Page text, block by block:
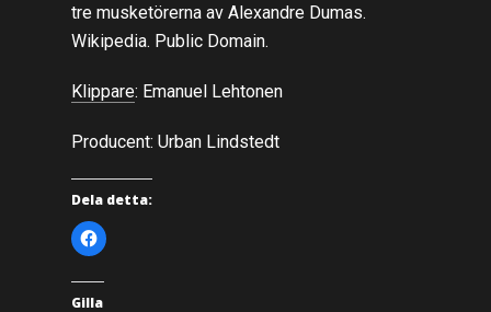
tre musketörerna av Alexandre Dumas.
Wikipedia. Public Domain.
Klippare: Emanuel Lehtonen
Producent: Urban Lindstedt
Dela detta:
K
l
k
a
Gilla